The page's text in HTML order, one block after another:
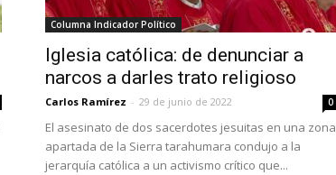
Columna Indicador Político
Iglesia católica: de denunciar a
narcos a darles trato religioso
Carlos Ramírez - 29 de junio de 2022 0
El asesinato de dos sacerdotes jesuitas en una zona
apartada de la Sierra tarahumara condujo a la
jerarquía católica a un activismo crítico que...